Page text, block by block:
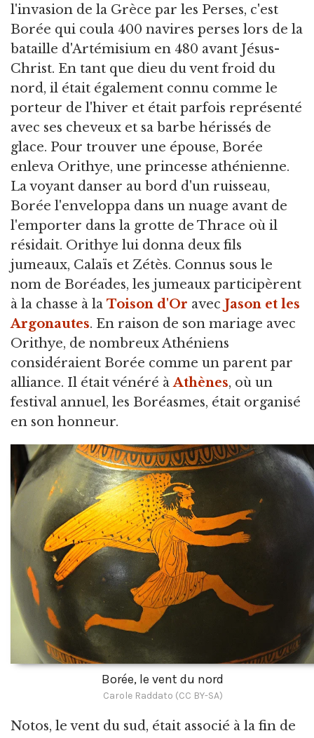
l'invasion de la Grèce par les Perses, c'est
Borée qui coula 400 navires perses lors de la
bataille d'Artémisium en 480 avant Jésus-
Christ. En tant que dieu du vent froid du
nord, il était également connu comme le
porteur de l'hiver et était parfois représenté
avec ses cheveux et sa barbe hérissés de
glace. Pour trouver une épouse, Borée
enleva Orithye, une princesse athénienne.
La voyant danser au bord d'un ruisseau,
Borée l'enveloppa dans un nuage avant de
l'emporter dans la grotte de Thrace où il
résidait. Orithye lui donna deux fils
jumeaux, Calaïs et Zétès. Connus sous le
nom de Boréades, les jumeaux participèrent
à la chasse à la Toison d'Or avec Jason et les
Argonautes. En raison de son mariage avec
Orithye, de nombreux Athéniens
considéraient Borée comme un parent par
alliance. Il était vénéré àAthènes, où un
festival annuel, les Boréasmes, était organisé
en son honneur.
Borée, le vent du nord
Carole Raddato (CC BY-SA)
Notos, le vent du sud, était associé à la fin de